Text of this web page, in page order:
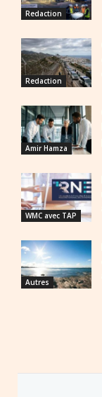
Redaction
Redaction
Amir Hamza
WMC avec TAP
Autres